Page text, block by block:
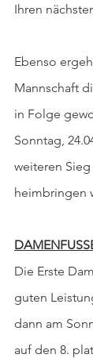
Ihren
Ebenso
Mannschaft
in Folge
Sonntag,
weiteren
heimbringen
Die Erste
guten
dann am
auf den 8.